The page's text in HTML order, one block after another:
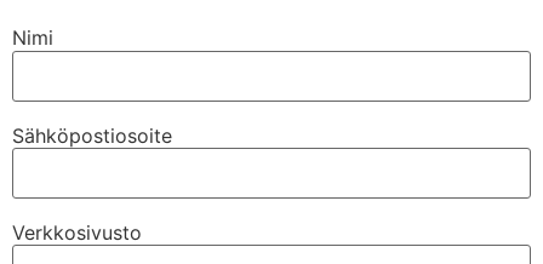
Nimi
Sähköpostiosoite
Verkkosivusto